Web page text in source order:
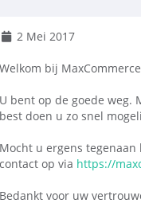
2 Mei 2017
Welkom bij
U bent op de goede weg.
best doen u zo snel
Mocht u ergens
contact op via https://
Bedankt voor uw